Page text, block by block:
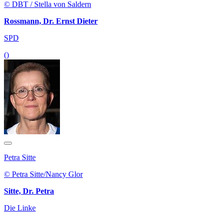
© DBT / Stella von Saldern
Rossmann, Dr. Ernst Dieter
SPD
()
Petra Sitte
© Petra Sitte/Nancy Glor
Sitte, Dr. Petra
Die Linke